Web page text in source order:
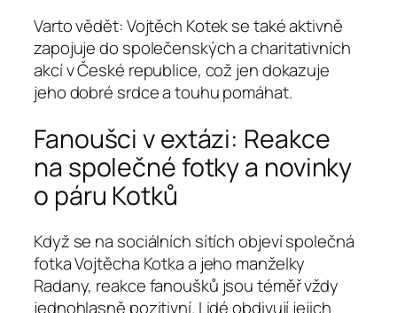
Varto vědět: Vojtěch Kotek se také aktivně
zapojuje do společenských a charitativních
akcí v České republice, což jen dokazuje
jeho dobré srdce a touhu pomáhat.
Fanoušci v extázi: Reakce
na společné fotky a novinky
o páru Kotků
Když se na sociálních sítích objeví společná
fotka Vojtěcha Kotka a jeho manželky
Radany, reakce fanoušků jsou téměř vždy
jednohlasně pozitivní. Lidé obdivují jejich